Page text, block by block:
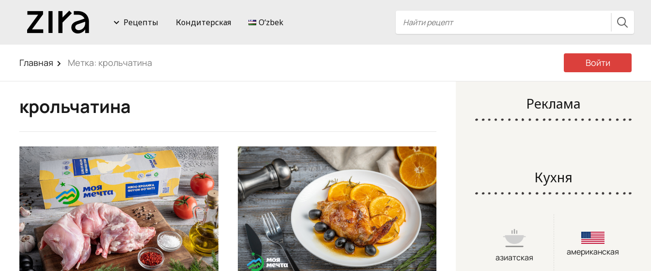
Рецепты Кондитерская Oʻzbek
Главная Метка: крольчатина Войти
крольчатина Реклама
Кухня
азиатская
американская